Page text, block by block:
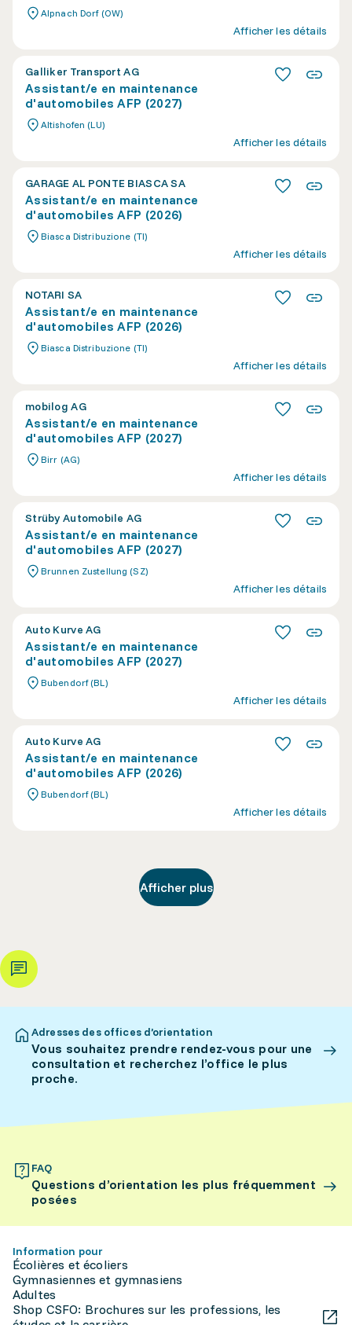
Alpnach Dorf (OW)
Afficher les détails
Galliker Transport AG
Assistant/e en maintenance
d'automobiles AFP (2027)
Altishofen (LU)
Afficher les détails
GARAGE AL PONTE BIASCA SA
Assistant/e en maintenance
d'automobiles AFP (2026)
Biasca Distribuzione (TI)
Afficher les détails
NOTARI SA
Assistant/e en maintenance
d'automobiles AFP (2026)
Biasca Distribuzione (TI)
Afficher les détails
mobilog AG
Assistant/e en maintenance
d'automobiles AFP (2027)
Birr (AG)
Afficher les détails
Strüby Automobile AG
Assistant/e en maintenance
d'automobiles AFP (2027)
Brunnen Zustellung (SZ)
Afficher les détails
Auto Kurve AG
Assistant/e en maintenance
d'automobiles AFP (2027)
Bubendorf (BL)
Afficher les détails
Auto Kurve AG
Assistant/e en maintenance
d'automobiles AFP (2026)
Bubendorf (BL)
Afficher les détails
Afficher plus
Adresses des offices d’orientation
Vous souhaitez prendre rendez-vous pour une
consultation et recherchez l’office le plus
proche.
FAQ
Questions d’orientation les plus fréquemment
posées
Information pour
Écolières et écoliers
Gymnasiennes et gymnasiens
Adultes
Shop CSFO: Brochures sur les professions, les